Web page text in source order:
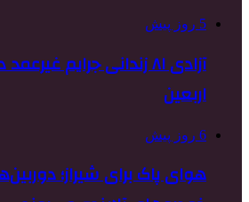
5 روز پیش
آزادی ۸۱ زندانی جرایم
اربعین
6 روز پیش
هوای پاک برای شیراز؛